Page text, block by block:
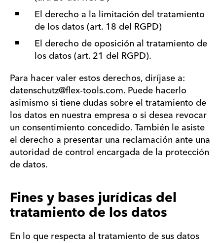
El derecho a la limitación del tratamiento
de los datos (art. 18 del RGPD)
El derecho de oposición al tratamiento de
los datos (art. 21 del RGPD).
Para hacer valer estos derechos, diríjase a:
datenschutz@flex-tools.com. Puede hacerlo
asimismo si tiene dudas sobre el tratamiento de
los datos en nuestra empresa o si desea revocar
un consentimiento concedido. También le asiste
el derecho a presentar una reclamación ante una
autoridad de control encargada de la protección
de datos.
Fines y bases jurídicas del
tratamiento de los datos
En lo que respecta al tratamiento de sus datos